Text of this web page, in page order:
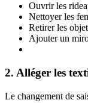
Ouvrir les
Nettoyer les
Retirer les
Ajouter un
2. Alléger les
Le changement de